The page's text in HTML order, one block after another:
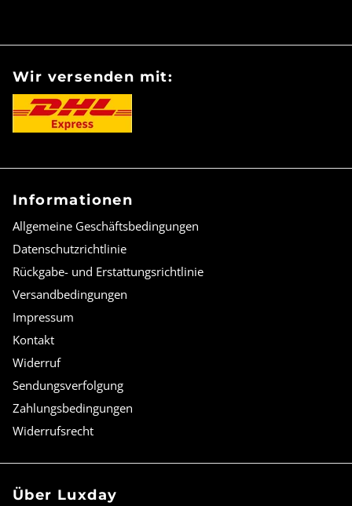
Wir versenden mit:
Informationen
Allgemeine Geschäftsbedingungen
Datenschutzrichtlinie
Rückgabe- und Erstattungsrichtlinie
Versandbedingungen
Impressum
Kontakt
Widerruf
Sendungsverfolgung
Zahlungsbedingungen
Widerrufsrecht
Über Luxday